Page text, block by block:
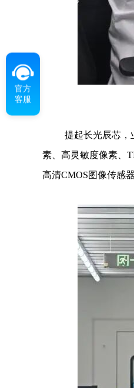
提起长光辰芯，
素、高灵敏度像素、
高清CMOS图像传感
官方
客服